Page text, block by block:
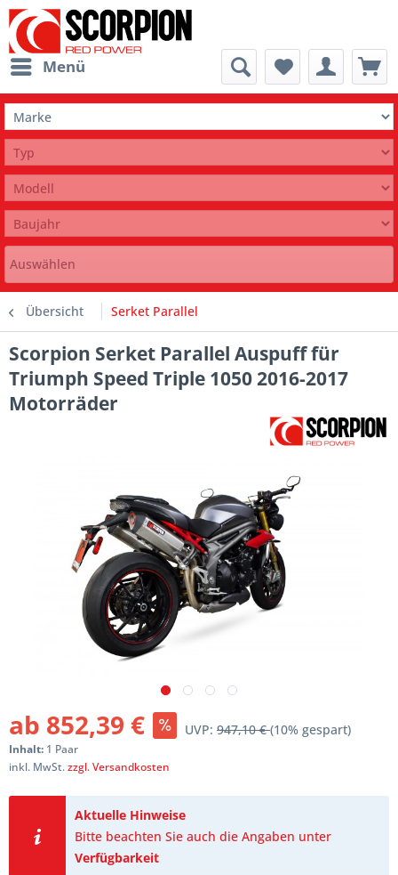
Menü
Auswählen
Übersicht Serket Parallel
Scorpion Serket Parallel Auspuff für
Triumph Speed Triple 1050 2016-2017
Motorräder
ab 852,39 € UVP: 947,10 €(10% gespart)
Inhalt: 1 Paar
inkl. MwSt.zzgl. Versandkosten
Aktuelle Hinweise
Bitte beachten Sie auch die Angaben unter
Verfügbarkeit